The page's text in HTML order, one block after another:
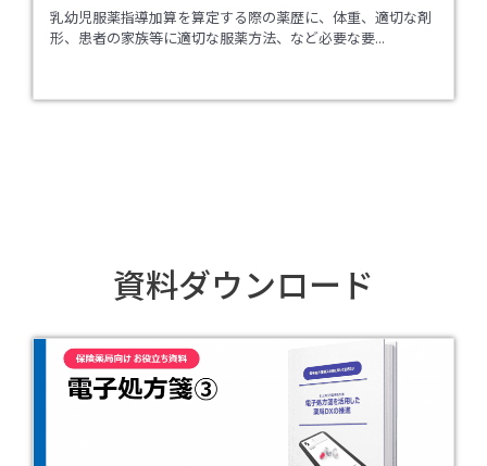
乳幼児服薬指導加算を算定する際の薬歴に、体重、適切な剤
形、患者の家族等に適切な服薬方法、など必要な要...
資料ダウンロード